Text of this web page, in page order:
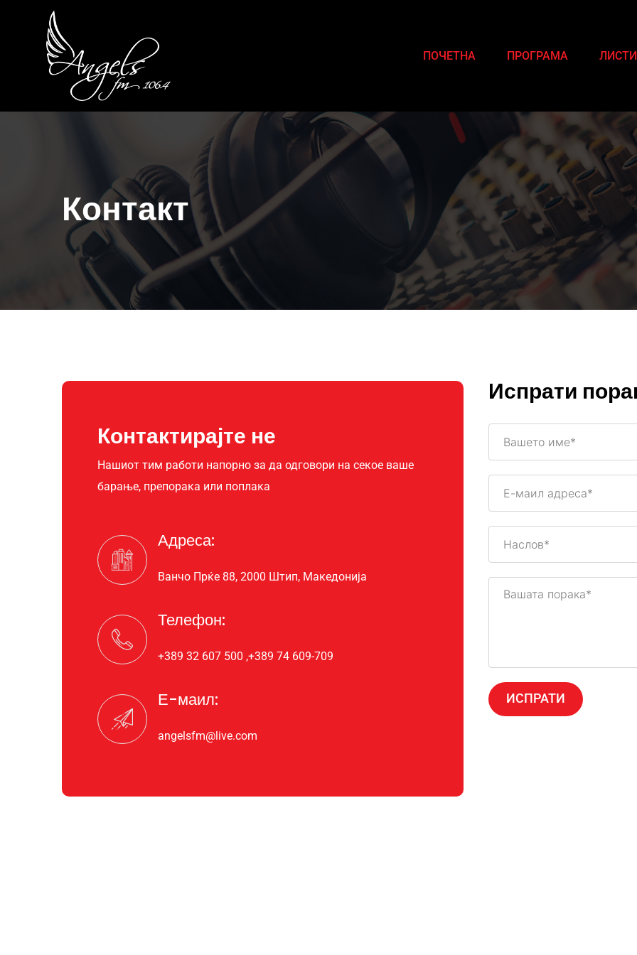
ПОЧЕТНА ПРОГРАМА ЛИСТИ
Контакт
Контактирајте не
Нашиот тим работи напорно за да одговори на секое ваше
барање, препорака или поплака
Адреса:
Ванчо Прќе 88, 2000 Штип, Македонија
Телефон:
+389 32 607 500 ,+389 74 609-709
Е-маил:
angelsfm@live.com
Испрати
ИСПРАТИ